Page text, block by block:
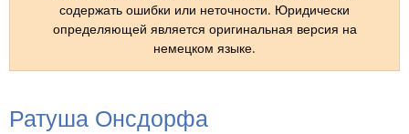
NL
FR
содержать ошибки или неточности. Юридически
определяющей является оригинальная версия на
немецком языке.
Ратуша Онсдорфа